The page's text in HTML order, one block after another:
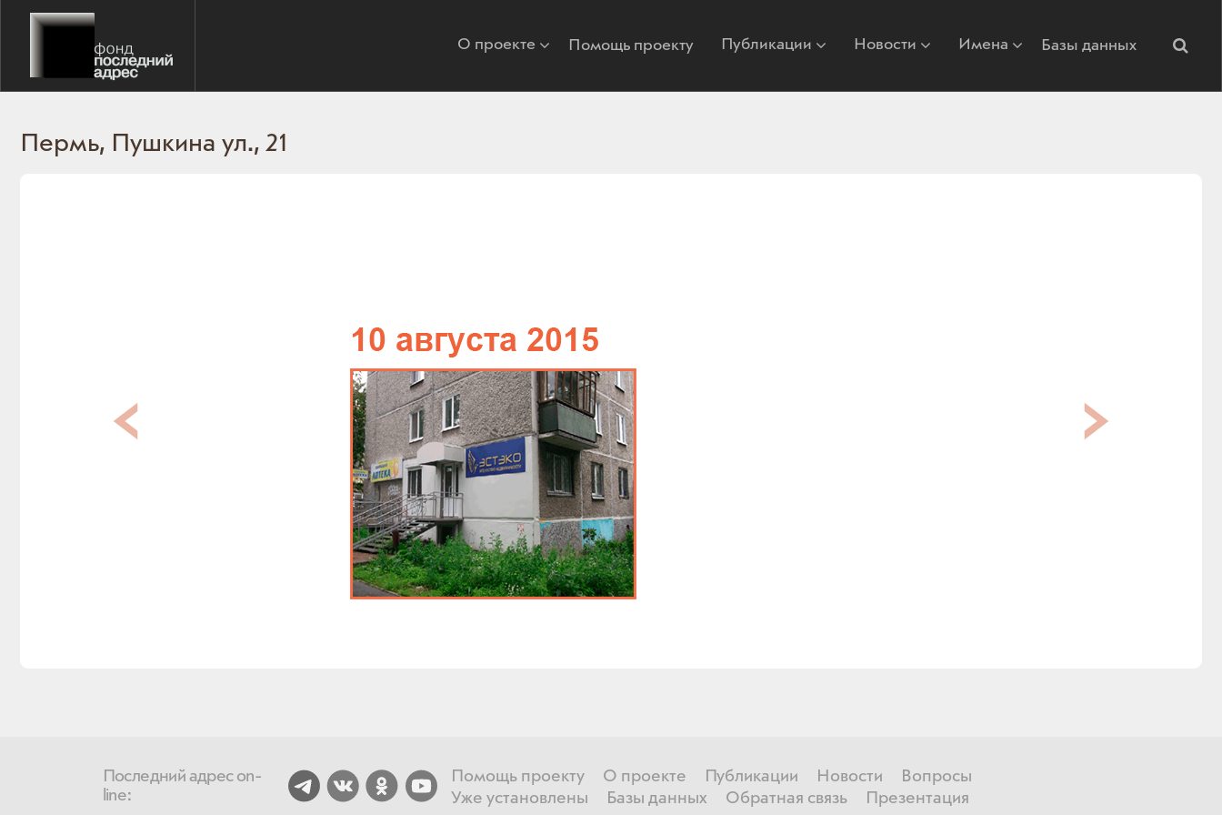
О проекте Помощь проекту Публикации Новости Имена Базы данных
Пермь, Пушкина ул., 21
Последний адрес on-
line:
Помощь проекту О проекте Публикации Новости
Вопросы
Уже установлены
Базы данных Обратная связь Презентация